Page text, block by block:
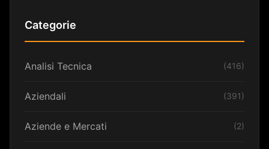
Categorie
Analisi Tecnica (416)
Aziendali (391)
Aziende e Mercati (2)